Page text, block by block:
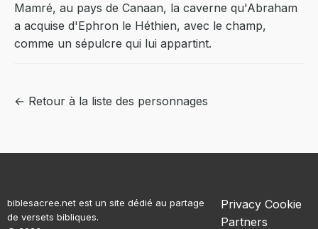
Mamré, au pays de Canaan, la caverne qu'Abraham
a acquise d'Ephron le Héthien, avec le champ,
comme un sépulcre qui lui appartint.
← Retour à la liste des personnages
biblesacree.net est un site dédié au partage
de versets bibliques.
Privacy Cookie
Partners